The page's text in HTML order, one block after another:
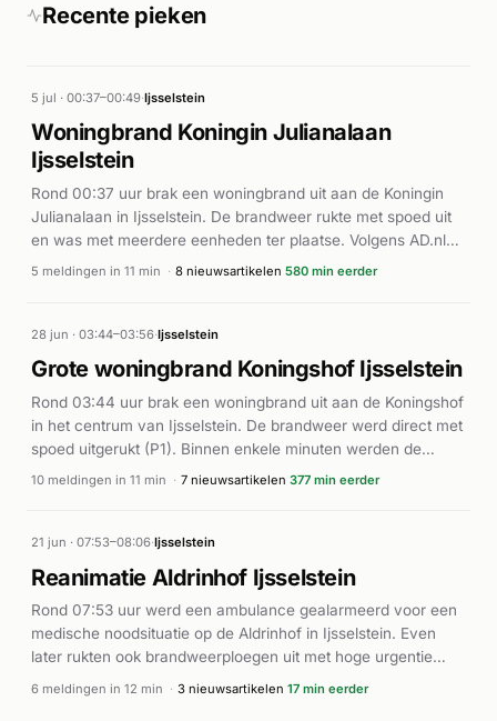
Recente pieken
5 jul · 00:37–00:49·Ijsselstein
Woningbrand Koningin Julianalaan
Ijsselstein
Rond 00:37 uur brak een woningbrand uit aan de Koningin
Julianalaan in Ijsselstein. De brandweer rukte met spoed uit
en was met meerdere eenheden ter plaatse. Volgens AD.nl
werd erger voorkomen door een werkende rookmelder, die
5 meldingen in 11 min · 8 nieuwsartikelen 580 min eerder
28 jun · 03:44–03:56·Ijsselstein
Grote woningbrand Koningshof Ijsselstein
Rond 03:44 uur brak een woningbrand uit aan de Koningshof
in het centrum van Ijsselstein. De brandweer werd direct met
spoed uitgerukt (P1). Binnen enkele minuten werden de
meldingen opgeschaald van middelbrand naar grote brand,
specialistische teams ter plaatse werden geroepen. Volgens
Drimble en Zenderstreeknieuws ging het om een uitslaande
woningbrand in de binnenstad. De brandweer was met
meerdere eenheden en het team digitale verkenning ter
plaatse om de brand onder controle te krijgen en personen in
veiligheid te brengen.
10 meldingen in 11 min · 7 nieuwsartikelen 377 min eerder
21 jun · 07:53–08:06·Ijsselstein
Reanimatie Aldrinhof Ijsselstein
Rond 07:53 uur werd een ambulance gealarmeerd voor een
medische noodsituatie op de Aldrinhof in Ijsselstein. Even
later rukten ook brandweerploegen uit met hoge urgentie
(P1), waarschijnlijk om assistentie te bieden bij reanimatie. Uit
6 meldingen in 12 min · 3 nieuwsartikelen 17 min eerder